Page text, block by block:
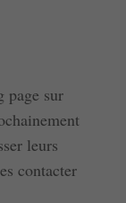
page sur
leurs
contacter